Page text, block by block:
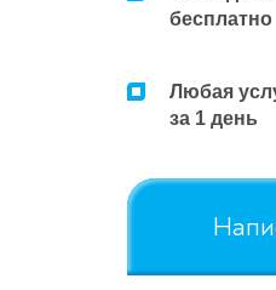
бесплатно
Любая
за 1 день